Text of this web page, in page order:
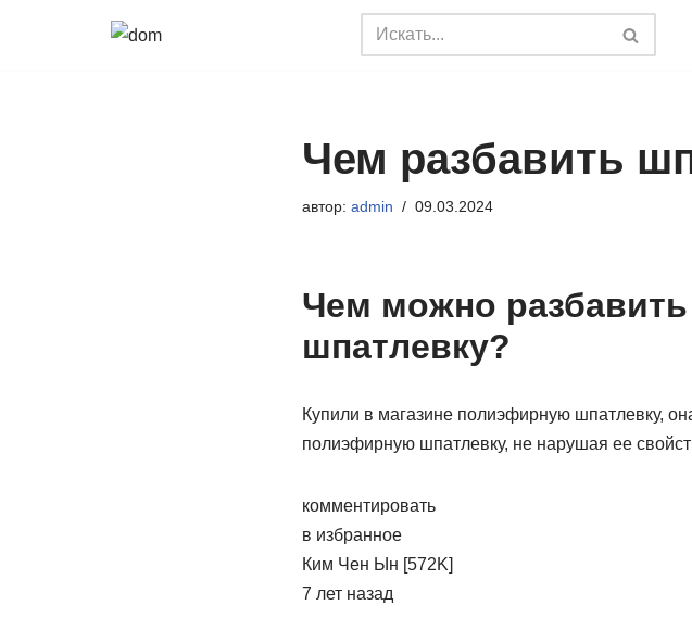
Чем разбавить
автор: admin 09.03.2024
Чем можно
шпатлевку?
Купили в магазине полиэфирную шпатлевку,
полиэфирную шпатлевку, не нарушая ее
комментировать
в избранное
Ким Чен Ын [572K]
7 лет назад